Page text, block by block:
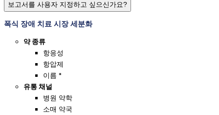
보고서를 사용자 지정하고 싶으신가요?
폭식 장애 치료 시장 세분화
약 종류
항응성
항압제
이름 *
유통 채널
병원 약학
소매 약국